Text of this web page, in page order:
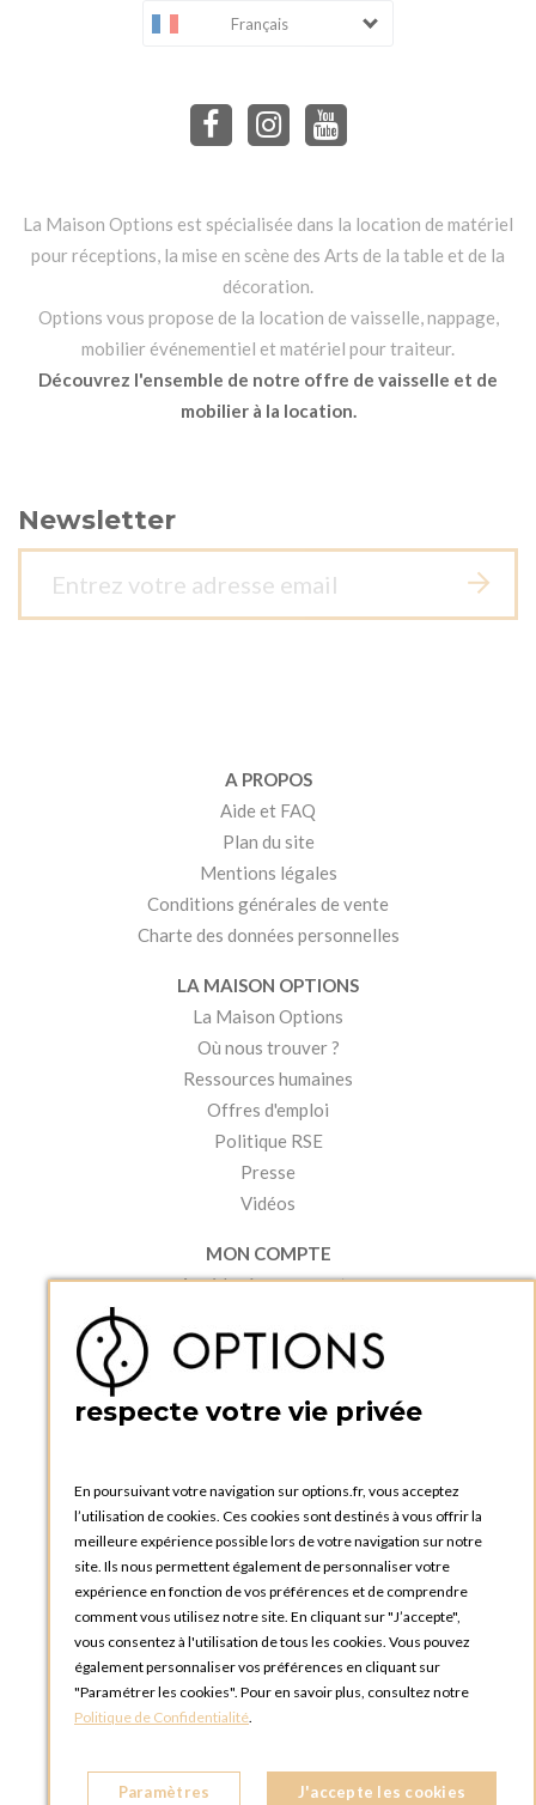
Français
La Maison Options est spécialisée dans la location de matériel
pour réceptions, la mise en scène des Arts de la table et de la
décoration.
Options vous propose de la location de vaisselle, nappage,
mobilier événementiel et matériel pour traiteur.
Découvrez l'ensemble de notre offre de vaisselle et de
mobilier à la location.
Newsletter
A PROPOS
Aide et FAQ
Plan du site
Mentions légales
Conditions générales de vente
Charte des données personnelles
LA MAISON OPTIONS
La Maison Options
Où nous trouver ?
Ressources humaines
Offres d'emploi
Politique RSE
Presse
Vidéos
MON COMPTE
Accéder à mon compte
Créer un compte
PRATIQUE
Catalogues et bons de commande
Tutoriels
OPTIONS LUXEMBOURG
13 rue Paul Rischard
5324 Contern
LUXEMBOURG
BOUTIQUE OPTIONS LUXEMBOURG
respecte votre vie privée
En poursuivant votre navigation sur options.fr, vous acceptez
l’utilisation de cookies. Ces cookies sont destinés à vous offrir la
meilleure expérience possible lors de votre navigation sur notre
site. Ils nous permettent également de personnaliser votre
expérience en fonction de vos préférences et de comprendre
comment vous utilisez notre site. En cliquant sur "J’accepte",
vous consentez à l'utilisation de tous les cookies. Vous pouvez
également personnaliser vos préférences en cliquant sur
"Paramétrer les cookies". Pour en savoir plus, consultez notre
Politique de Confidentialité.
Paramètres J'accepte les cookies